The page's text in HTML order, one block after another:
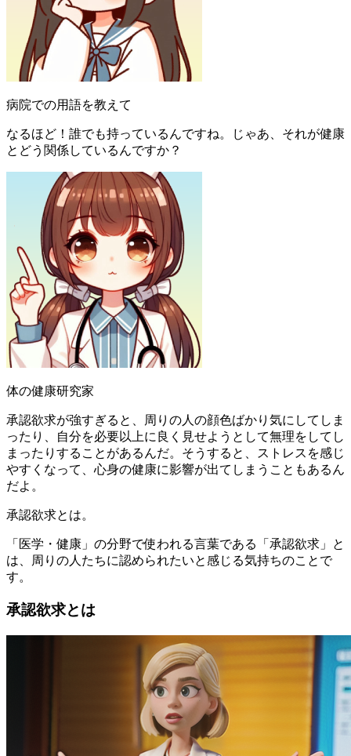
病院での用語を教えて
なるほど！誰でも持っているんですね。じゃあ、それが健康
とどう関係しているんですか？
体の健康研究家
承認欲求が強すぎると、周りの人の顔色ばかり気にしてしま
ったり、自分を必要以上に良く見せようとして無理をしてし
まったりすることがあるんだ。そうすると、ストレスを感じ
やすくなって、心身の健康に影響が出てしまうこともあるん
だよ。
承認欲求とは。
「医学・健康」の分野で使われる言葉である「承認欲求」と
は、周りの人たちに認められたいと感じる気持ちのことで
す。
承認欲求とは